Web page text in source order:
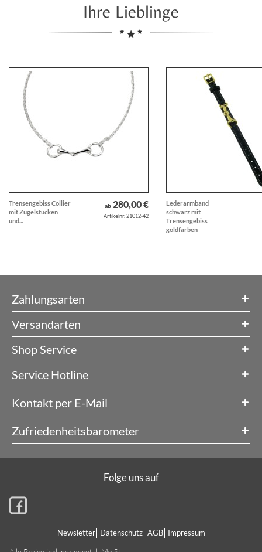
Ihre Lieblinge
Trensengebiss Collier
mit Zügelstücken
und...
ab280,00 €
Artikelnr. 21012-42
Lederarmband
schwarz mit
Trensengebiss
goldfarben
Zahlungsarten
Versandarten
Shop Service
Service Hotline
Kontakt per E-Mail
Zufriedenheitsbarometer
Newsletter Datenschutz AGB Impressum
Folge uns auf